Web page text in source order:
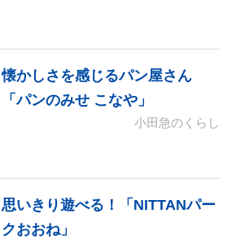
懐かしさを感じるパン屋さん
「パンのみせ こなや」
小田急のくらし
思いきり遊べる！「NITTANパー
クおおね」